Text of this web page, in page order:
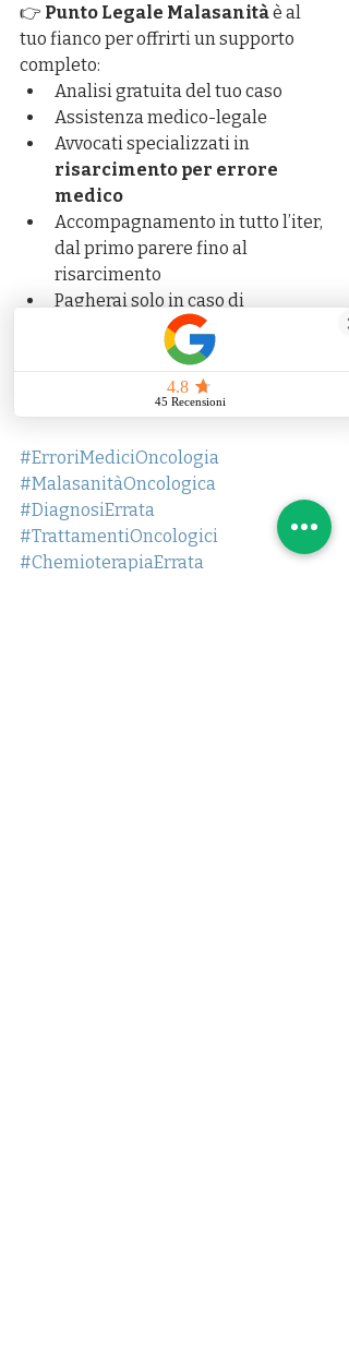
👉 Punto Legale Malasanità è al
tuo fianco per offrirti un supporto
completo:
Analisi gratuita del tuo caso
Assistenza medico-legale
Avvocati specializzati in
risarcimento per errore
medico
Accompagnamento in tutto l’iter,
dal primo parere fino al
risarcimento
Pagherai solo in caso di
Risarcimento
Contattaci oggi stesso
verde 800601020 per una
consulenza senza impegno.
#ErroriMediciOncologia
#MalasanitàOncologica
#DiagnosiErrata
#TrattamentiOncologici
#ChemioterapiaErrata